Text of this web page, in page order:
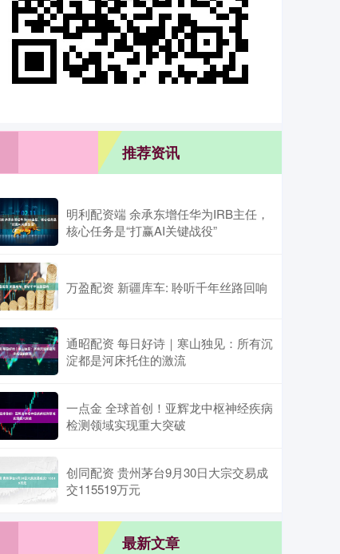
推荐资讯
明利配资端 余承东增任华为IRB主任，
核心任务是“打赢AI关键战役”
万盈配资 新疆库车: 聆听千年丝路回响
通昭配资 每日好诗｜寒山独见：所有沉
淀都是河床托住的激流
一点金 全球首创！亚辉龙中枢神经疾病
检测领域实现重大突破
创同配资 贵州茅台9月30日大宗交易成
交115519万元
最新文章